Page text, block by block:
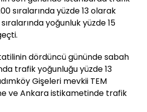
sıralarında yüzde 13 olarak
yoğunluk yüzde 15
dördüncü gününde sabah
trafik yoğunluğu yüzde 13
Gişeleri mevkii TEM
ve Ankara istikametinde trafik